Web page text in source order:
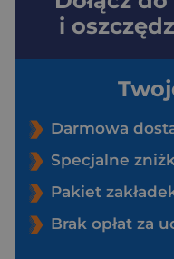
i
Darmowa
Specjalne
Pakiet
Brak opłat za